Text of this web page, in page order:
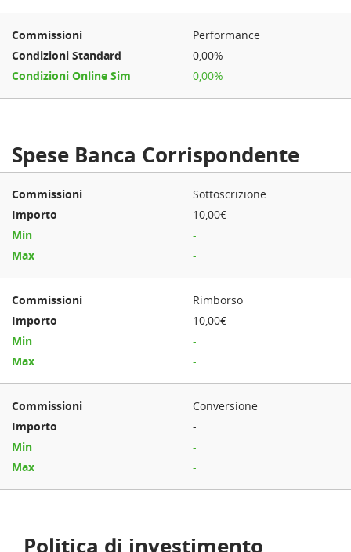
Performance
0,00%
0,00%
Spese Banca Corrispondente
Sottoscrizione
10,00€
-
-
Rimborso
10,00€
-
-
Conversione
-
-
-
Politica di investimento